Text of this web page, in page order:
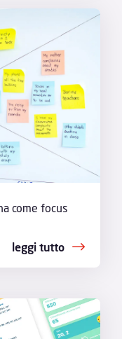
come focus
leggi tutto